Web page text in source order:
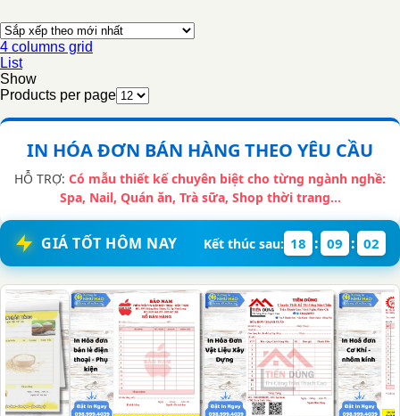
4 columns grid
List
Show
Products per page
IN HÓA ĐƠN BÁN HÀNG THEO YÊU CẦU
HỖ TRỢ: Có mẫu thiết kế chuyên biệt cho từng ngành nghề:
Spa, Nail, Quán ăn, Trà sữa, Shop thời trang...
GIÁ TỐT HÔM NAY Kết thúc sau: 18 : 08 : 59